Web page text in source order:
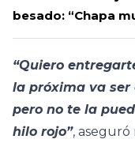
besado: “Chapa
“Quiero
la próxima va ser
pero no te la
hilo rojo”, aseguró